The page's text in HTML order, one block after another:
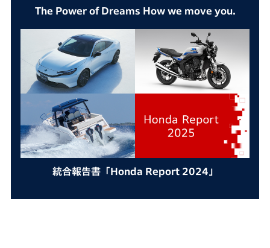
The Power of Dreams How we move you.
統合報告書「Honda Report 2024」